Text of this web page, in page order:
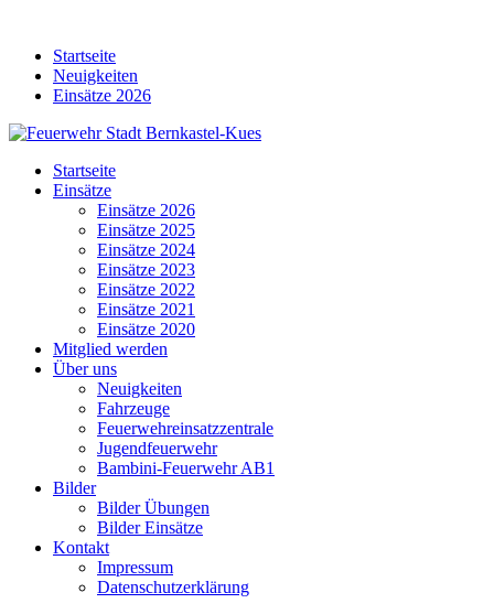
contentStartseite
Neuigkeiten
Einsätze 2026
Startseite
Einsätze
Einsätze 2026
Einsätze 2025
Einsätze 2024
Einsätze 2023
Einsätze 2022
Einsätze 2021
Einsätze 2020
Mitglied werden
Über uns
Neuigkeiten
Fahrzeuge
Feuerwehreinsatzzentrale
Jugendfeuerwehr
Bambini-Feuerwehr AB1
Bilder
Bilder Übungen
Bilder Einsätze
Kontakt
Impressum
Datenschutzerklärung